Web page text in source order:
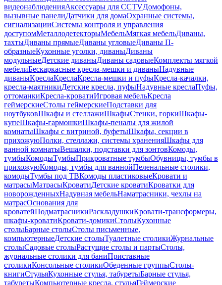
видеонаблюденияАксессуары для CCTVДомофоны,
вызывные панелиДатчики для домаОхранные системы,
сигнализацииСистемы контроля и управления
доступомМеталлодетекторыМебельМягкая мебельДиваны,
тахтыДиваны прямыеДиваны угловыеДиваны П-
образныеКухонные уголки, диваныДиваны
модульныеДетские диваныДиваны садовыеКомплекты мягкой
мебелиБескаркасные кресла-мешки и диваныНадувные
диваныКреслаКреслаКресла-мешки и пуфыКресла-качалки,
кресла-маятникиДетские кресла, пуфыНадувные креслаПуфы,
оттоманкиКресла-кроватиИгровая мебельКресла
геймерскиеСтолы геймерскиеПодставки для
ноутбуковШкафы и стеллажиШкафыСтенки, горкиШкафы-
купеШкафы-гармошкиШкафы-пеналы для жилой
комнатыШкафы с витриной, буфетыШкафы, секции в
прихожуюПолки, стеллажи, системы храненияШкафы для
ванной комнатыВешалки, подставки для зонтовКомоды,
тумбыКомодыТумбыПрикроватные тумбыОбувницы, тумбы в
прихожуюКомоды, тумбы для ваннойПеленальные столики,
комодыТумбы под ТВКомоды пластиковыеКровати и
матрасыМатрасыКроватиДетские кроватиКроватки для
новорожденныхНадувная мебельНаматрасники, чехлы на
матрасОснования для
кроватейПодматрасникиРаскладушкиКровати-трансформеры,
шкафы-кроватиКровати-домикиСтолыКухонные
столыБарные столыСтолы письменные,
компьютерныеДетские столыТуалетные столикиЖурнальные
столыСадовые столыРастущие столы и партыСтолы,
журнальные столики для баниПриставные
столикиКонсольные столикиОбеденные группыСтолы-
книгиСтульяКухонные стулья, табуретыБарные стулья,
табуретыКомпьютерные кресла, стульяГеймерские